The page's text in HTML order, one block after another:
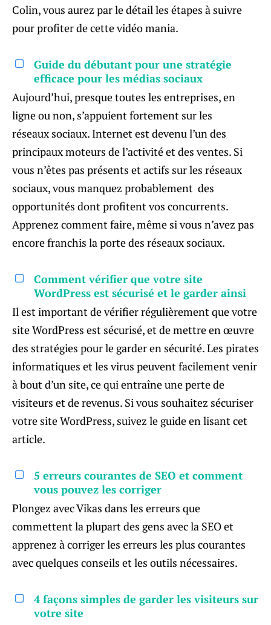
Colin, vous aurez par le détail les étapes à suivre
pour profiter de cette vidéo mania.
Guide du débutant pour une stratégie
efficace pour les médias sociaux
Aujourd’hui, presque toutes les entreprises, en
ligne ou non, s’appuient fortement sur les
réseaux sociaux. Internet est devenu l’un des
principaux moteurs de l’activité et des ventes. Si
vous n’êtes pas présents et actifs sur les réseaux
sociaux, vous manquez probablement des
opportunités dont profitent vos concurrents.
Apprenez comment faire, même si vous n’avez pas
encore franchis la porte des réseaux sociaux.
Comment vérifier que votre site
WordPress est sécurisé et le garder ainsi
Il est important de vérifier régulièrement que votre
site WordPress est sécurisé, et de mettre en œuvre
des stratégies pour le garder en sécurité. Les pirates
informatiques et les virus peuvent facilement venir
à bout d’un site, ce qui entraîne une perte de
visiteurs et de revenus. Si vous souhaitez sécuriser
votre site WordPress, suivez le guide en lisant cet
article.
5 erreurs courantes de SEO et comment
vous pouvez les corriger
Plongez avec Vikas dans les erreurs que
commettent la plupart des gens avec la SEO et
apprenez à corriger les erreurs les plus courantes
avec quelques conseils et les outils nécessaires.
4 façons simples de garder les visiteurs sur
votre site